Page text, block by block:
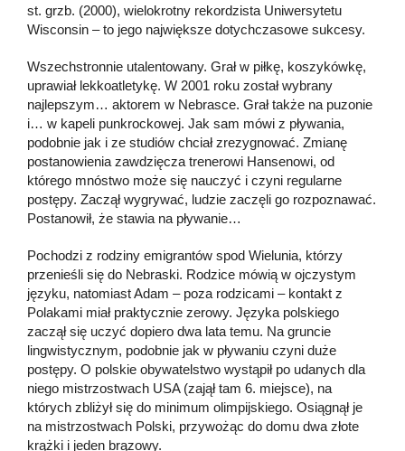
st. grzb. (2000), wielokrotny rekordzista Uniwersytetu
Wisconsin – to jego największe dotychczasowe sukcesy.
Wszechstronnie utalentowany. Grał w piłkę, koszykówkę,
uprawiał lekkoatletykę. W 2001 roku został wybrany
najlepszym… aktorem w Nebrasce. Grał także na puzonie
i… w kapeli punkrockowej. Jak sam mówi z pływania,
podobnie jak i ze studiów chciał zrezygnować. Zmianę
postanowienia zawdzięcza trenerowi Hansenowi, od
którego mnóstwo może się nauczyć i czyni regularne
postępy. Zaczął wygrywać, ludzie zaczęli go rozpoznawać.
Postanowił, że stawia na pływanie…
Pochodzi z rodziny emigrantów spod Wielunia, którzy
przenieśli się do Nebraski. Rodzice mówią w ojczystym
języku, natomiast Adam – poza rodzicami – kontakt z
Polakami miał praktycznie zerowy. Języka polskiego
zaczął się uczyć dopiero dwa lata temu. Na gruncie
lingwistycznym, podobnie jak w pływaniu czyni duże
postępy. O polskie obywatelstwo wystąpił po udanych dla
niego mistrzostwach USA (zajął tam 6. miejsce), na
których zbliżył się do minimum olimpijskiego. Osiągnął je
na mistrzostwach Polski, przywożąc do domu dwa złote
krążki i jeden brązowy.